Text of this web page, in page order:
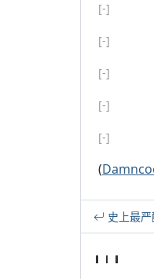
[-]
[-]
[-]
[-]
[-]
(
史上最